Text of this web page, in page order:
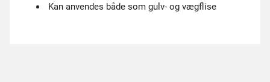
Kan anvendes både som gulv- og vægflise